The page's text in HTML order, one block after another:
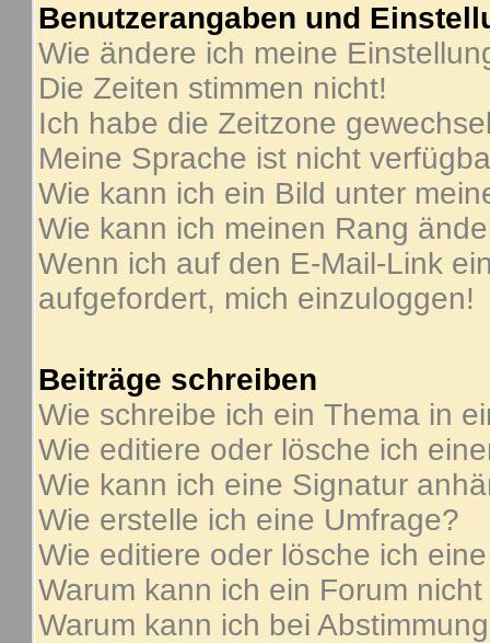
Benutzerangaben und
Wie ändere ich meine
Die Zeiten stimmen nicht!
Ich habe die Zeitzone
Meine Sprache ist nicht
Wie kann ich ein Bild unter
Wie kann ich meinen Rang
Wenn ich auf den E-Mail-Link
aufgefordert, mich einzuloggen!
Beiträge schreiben
Wie schreibe ich ein Thema in
Wie editiere oder lösche ich
Wie kann ich eine Signatur
Wie erstelle ich eine Umfrage?
Wie editiere oder lösche ich
Warum kann ich ein Forum
Warum kann ich bei